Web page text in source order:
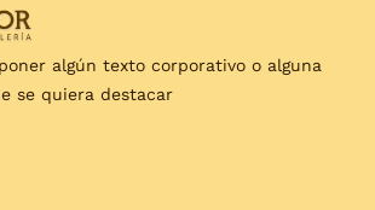
algún texto corporativo o alguna
se quiera destacar